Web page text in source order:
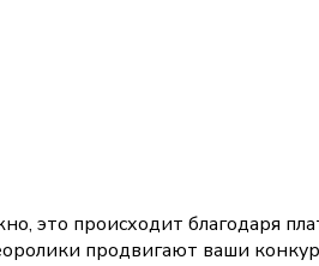
это происходит благодаря
продвигают ваши